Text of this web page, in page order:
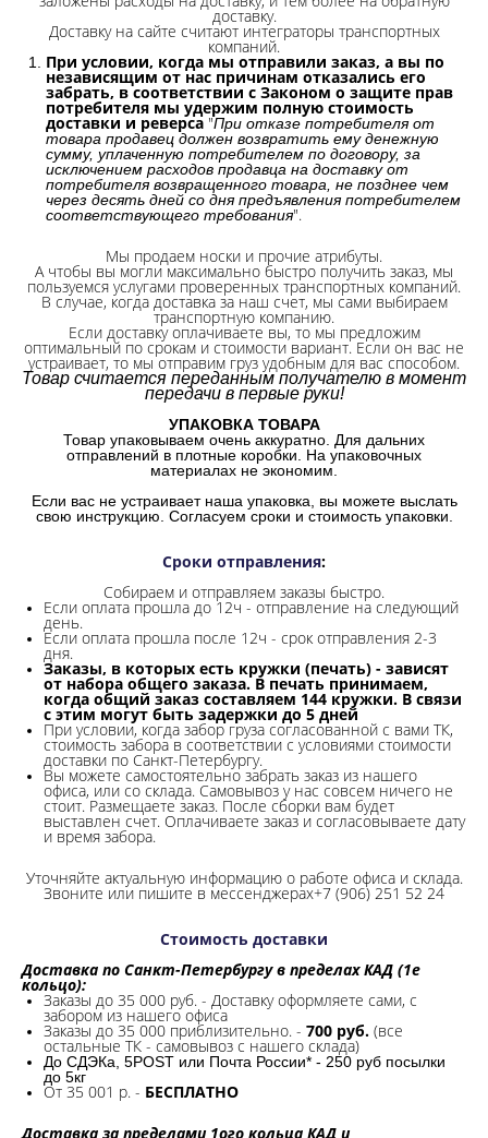
доставку.
Доставку на сайте считают интеграторы транспортных
компаний.
При условии, когда мы отправили заказ, а вы по
независящим от нас причинам отказались его
забрать, в соответствии с Законом о защите прав
потребителя мы удержим полную стоимость
доставки и реверса "При отказе потребителя от
товара продавец должен возвратить ему денежную
сумму, уплаченную потребителем по договору, за
исключением расходов продавца на доставку от
потребителя возвращенного товара, не позднее чем
через десять дней со дня предъявления потребителем
соответствующего требования".
Мы продаем носки и прочие атрибуты.
А чтобы вы могли максимально быстро получить заказ, мы
пользуемся услугами проверенных транспортных компаний.
В случае, когда доставка за наш счет, мы сами выбираем
транспортную компанию.
Если доставку оплачиваете вы, то мы предложим
оптимальный по срокам и стоимости вариант. Если он вас не
устраивает, то мы отправим груз удобным для вас способом.
Товар считается переданным получателю в момент
передачи в первые руки!
УПАКОВКА ТОВАРА
Товар упаковываем очень аккуратно. Для дальних
отправлений в плотные коробки. На упаковочных
материалах не экономим.
Если вас не устраивает наша упаковка, вы можете выслать
свою инструкцию. Согласуем сроки и стоимость упаковки.
Сроки отправления:
Собираем и отправляем заказы быстро.
Если оплата прошла до 12ч - отправление на следующий
день.
Если оплата прошла после 12ч - срок отправления 2-3
дня.
Заказы, в которых есть кружки (печать) - зависят
от набора общего заказа. В печать принимаем,
когда общий заказ составляем 144 кружки. В связи
с этим могут быть задержки до 5 дней
При условии, когда забор груза согласованной с вами ТК,
стоимость забора в соответствии с условиями стоимости
доставки по Санкт-Петербургу.
Вы можете самостоятельно забрать заказ из нашего
офиса, или со склада. Самовывоз у нас совсем ничего не
стоит. Размещаете заказ. После сборки вам будет
выставлен счет. Оплачиваете заказ и согласовываете дату
и время забора.
Уточняйте актуальную информацию о работе офиса и склада.
Звоните или пишите в мессенджерах+7 (906) 251 52 24
Стоимость доставки
Доставка по Санкт-Петербургу в пределах КАД (1е
кольцо):
Заказы до 35 000 руб. - Доставку оформляете сами, с
забором из нашего офиса
Заказы до 35 000 приблизительно. - 700 руб. (все
остальные ТК - самовывоз с нашего склада)
До СДЭКа, 5POST или Почта России* - 250 руб посылки
до 5кг
От 35 001 р. - БЕСПЛАТНО
Доставка за пределами 1ого кольца КАД и